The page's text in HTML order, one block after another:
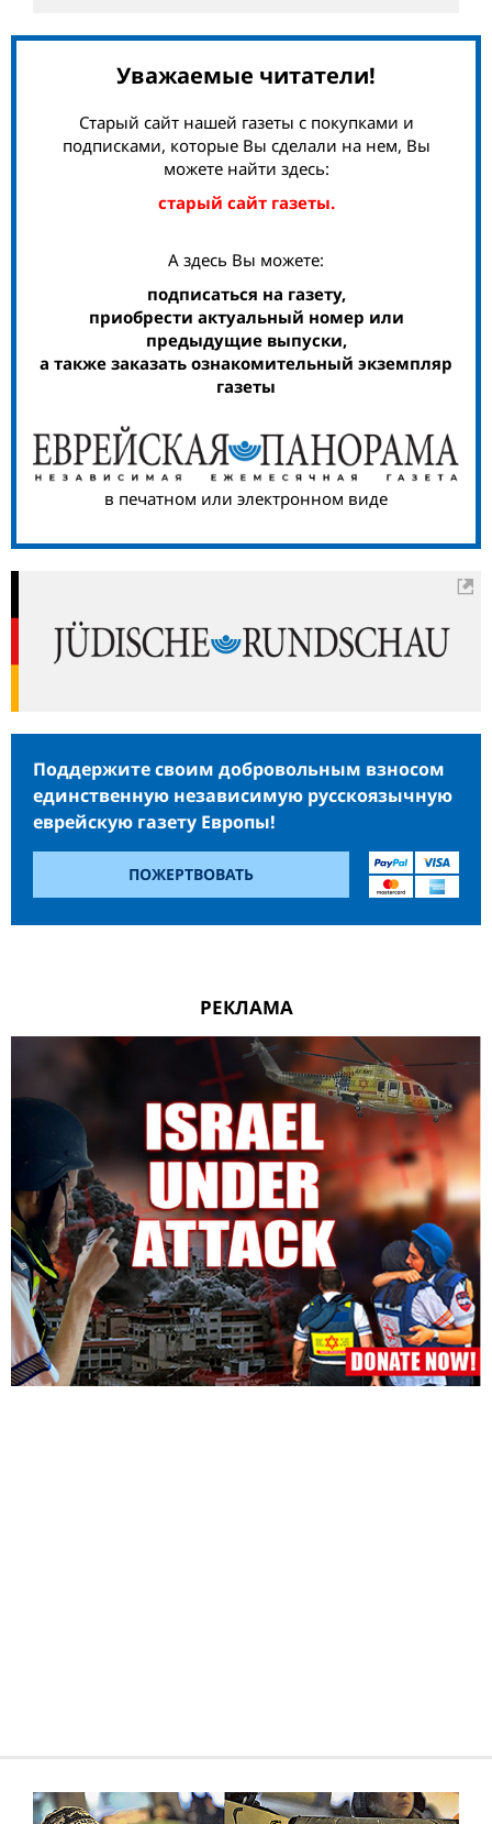
Уважаемые читатели!
Старый сайт нашей газеты с покупками и
подписками, которые Вы сделали на нем, Вы
можете найти здесь:
старый сайт газеты.
А здесь Вы можете:
подписаться на газету,
приобрести актуальный номер или
предыдущие выпуски,
а также заказать ознакомительный экземпляр
газеты
в печатном или электронном виде
Поддержите своим добровольным взносом
единственную независимую русскоязычную
еврейскую газету Европы!
ПОЖЕРТВОВАТЬ
РЕКЛАМА